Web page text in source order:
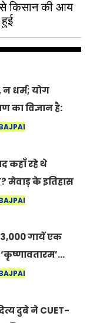
से किसान की आय
न धर्म; योग
का विज्ञान है:
दिवस 2026 पर
कहाँ रहे थे
मेवाड़ के इतिहास
जो आज भी
गायें एक
नज़ारा कि
दुबे ने CUET-